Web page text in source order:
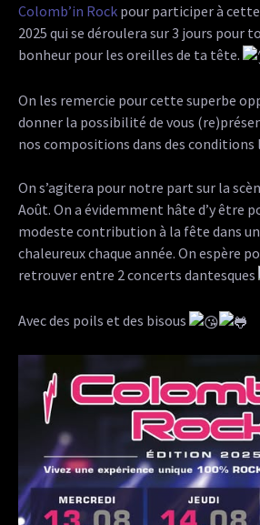
Colomb’in Rock pour participer à
2025 qui se déroulera sur 3 jours pour
bonheur pour les oreilles de ta tête.
On les remercie pour cette superbe
donner la possibilité de vous
nos compositions dans des conditions
On s’agitera pour notre part sur la
Août. On a évidemment hâte d’y être
modeste contribution à la fête dans
chaleureux chaque année. On espère
retrouver entre 2 concerts dantesques
Avec des poils et des bisous